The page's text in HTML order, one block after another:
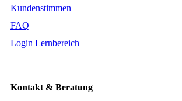
Kundenstimmen
FAQ
Login Lernbereich
Kontakt & Beratung